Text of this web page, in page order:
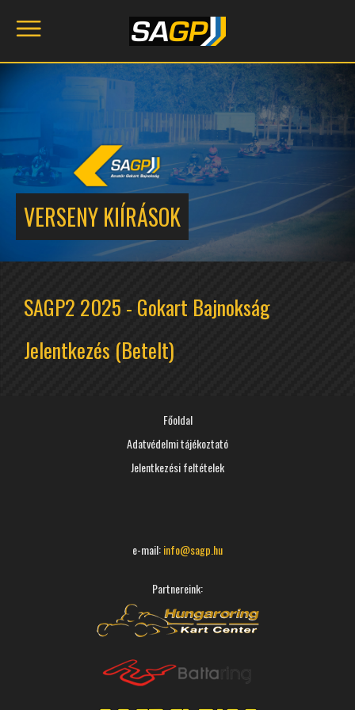
VERSENY KIÍRÁSOK
SAGP2 2025 - Gokart Bajnokság
Jelentkezés (Betelt)
Főoldal
Adatvédelmi tájékoztató
Jelentkezési feltételek
e-mail:info@sagp.hu
Partnereink: